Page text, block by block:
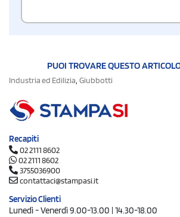
PUOI TROVARE QUESTO
Industria ed Edilizia Giubbotti
Recapiti
02 2111 8602
02 2111 8602
3755036900
contattaci@stampasi.it
Servizio Clienti
Lunedì - Venerdì 9.00-13.00 | 14.30-18.00